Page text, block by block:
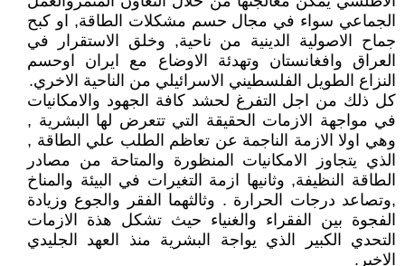
الجماعي سواء في مجال حسم مشكلات الطاقة, او كبح
جماح الاصولية الدينية من ناحية, وخلق الاستقرار في
العراق وافغانستان وتهدئة الاوضاع مع ايران اوحسم
النزاع الطويل الفلسطيني الاسرائيلي من الناحية الاخري.
كل ذلك من اجل التفرغ لحشد كافة الجهود والامكانيات
في مواجهة الازمات الحقيقة التي تتعرض لها البشرية ,
وهي اولا الازمة الناجمة عن تعاظم الطلب علي الطاقة ,
الذي يتجاوز الامكانيات المنظورة والمتاحة من مصادر
الطاقة النظيفة, وثانيها ازمة التغيرات في البيئة والمناخ
,وتصاعد درجات الحرارة . وثالثهما الفقر والجوع وزيادة
الفجوة بين الفقراء والغنياء حيث تشكل هذة الازمات
التحدي الكبير الذي يواجة البشرية منذ العهد الجليدي
الاخير.